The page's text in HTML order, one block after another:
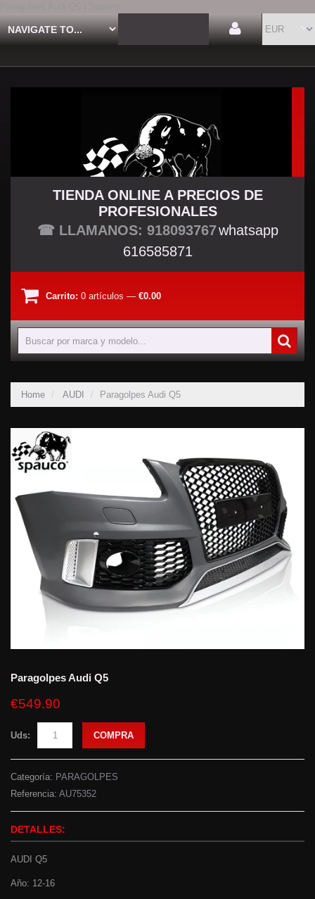
TU TIENDA TUNING
TIENDA ONLINE A PRECIOS DE
PROFESIONALES
☎ LLAMANOS: 918093767whatsapp
616585871
Carrito: 0 artículos — €0.00
Home AUDI Paragolpes Audi Q5
Paragolpes Audi Q5
€549.90
Uds: COMPRA
Categoría: PARAGOLPES
Referencia: AU75352
DETALLES:
AUDI Q5
Año: 12-16